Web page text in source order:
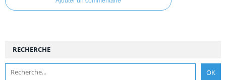
RECHERCHE